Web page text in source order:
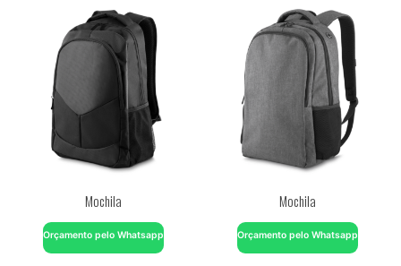
Mochila
Orçamento pelo Whatsapp
Mochila
Orçamento pelo Whatsapp